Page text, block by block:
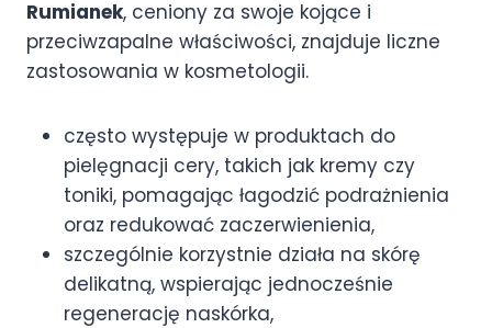
Rumianek, ceniony za swoje kojące i
przeciwzapalne właściwości, znajduje liczne
zastosowania w kosmetologii.
często występuje w produktach do
pielęgnacji cery, takich jak kremy czy
toniki, pomagając łagodzić podrażnienia
oraz redukować zaczerwienienia,
szczególnie korzystnie działa na skórę
delikatną, wspierając jednocześnie
regenerację naskórka,